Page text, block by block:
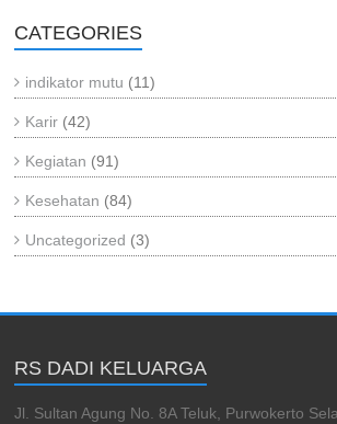
CATEGORIES
indikator mutu (11)
Karir (42)
Kegiatan (91)
Kesehatan (84)
Uncategorized (3)
RS DADI KELUARGA
Jl. Sultan Agung No. 8A Teluk, Purwokerto